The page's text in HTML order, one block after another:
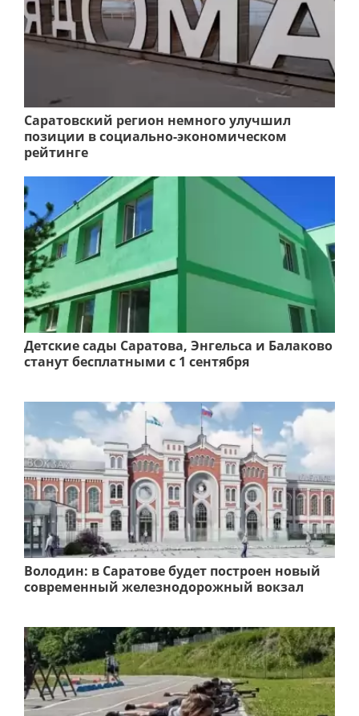
Саратовский регион немного улучшил
позиции в социально-экономическом
рейтинге
Детские сады Саратова, Энгельса и Балаково
станут бесплатными с 1 сентября
Володин: в Саратове будет построен новый
современный железнодорожный вокзал